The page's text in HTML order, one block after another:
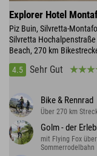
Explorer Hotel
Piz Buin, Silvretta-
Silvretta
Beach, 270 km
4.5
Sehr Gut
Bike & Rennrad
Über 270 km
Golm - der
mit Flying Fox
Sommerrodelbahn